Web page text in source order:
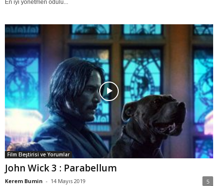
En iyi yönetmen ödülü...
Film Eleştirisi ve Yorumlar
John Wick 3 : Parabellum
Kerem Bumin - 14 Mayıs 2019 5